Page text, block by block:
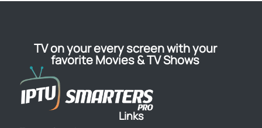
TV on your every screen with your
favorite Movies & TV Shows
Links